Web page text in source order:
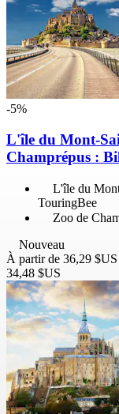
-5%
L'île du Mont-
Champrépus :
L'île du
TouringBee
Zoo de
Nouveau
À partir de 36,29 $US
34,48 $US